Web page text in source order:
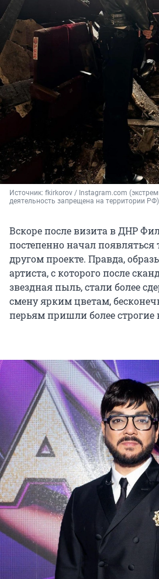
Источник: fkirkorov / Instagram.com
деятельность запрещена на территории РФ)
Вскоре после визита в ДНР
постепенно начал появляться
другом проекте. Правда,
артиста, с которого после
звездная пыль, стали более
смену ярким цветам,
перьям пришли более